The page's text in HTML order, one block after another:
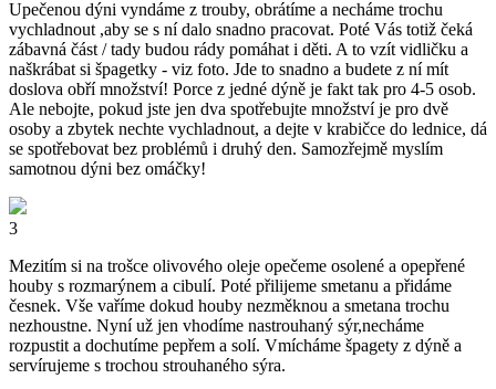
Upečenou dýni vyndáme z trouby, obrátíme a necháme trochu
vychladnout ,aby se s ní dalo snadno pracovat. Poté Vás totiž čeká
zábavná část / tady budou rády pomáhat i děti. A to vzít vidličku a
naškrábat si špagetky - viz foto. Jde to snadno a budete z ní mít
doslova obří množství! Porce z jedné dýně je fakt tak pro 4-5 osob.
Ale nebojte, pokud jste jen dva spotřebujte množství je pro dvě
osoby a zbytek nechte vychladnout, a dejte v krabičce do lednice, dá
se spotřebovat bez problémů i druhý den. Samozřejmě myslím
samotnou dýni bez omáčky!
3
Mezitím si na trošce olivového oleje opečeme osolené a opepřené
houby s rozmarýnem a cibulí. Poté přilijeme smetanu a přidáme
česnek. Vše vaříme dokud houby nezměknou a smetana trochu
nezhoustne. Nyní už jen vhodíme nastrouhaný sýr,necháme
rozpustit a dochutíme pepřem a solí. Vmícháme špagety z dýně a
servírujeme s trochou strouhaného sýra.